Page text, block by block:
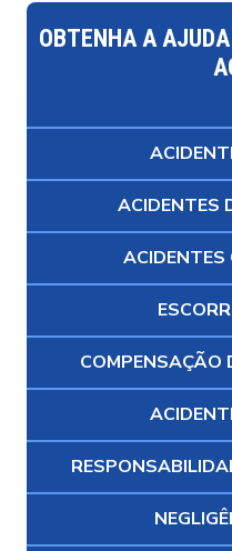
OBTENHA A
ACIDENTES
ACIDENTES
COMPENSAÇÃO